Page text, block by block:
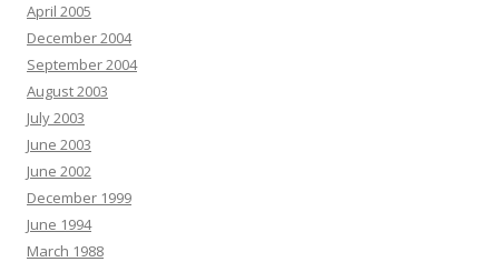
April 2005
December 2004
September 2004
August 2003
July 2003
June 2003
June 2002
December 1999
June 1994
March 1988